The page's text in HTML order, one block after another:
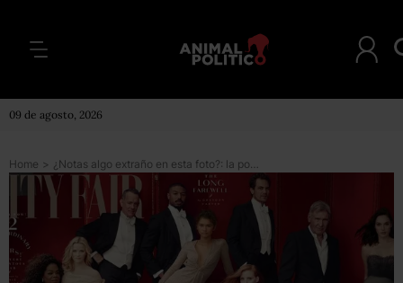
09 de agosto, 2026
Home > ¿Notas algo extraño en esta foto?: la portada de Vanity Fair que reveló el “secreto” de la actriz Reese Witherspoon